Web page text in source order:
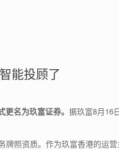
能投顾了
名为玖富证券。 据玖富8月16
照资质。作为玖富香港的运